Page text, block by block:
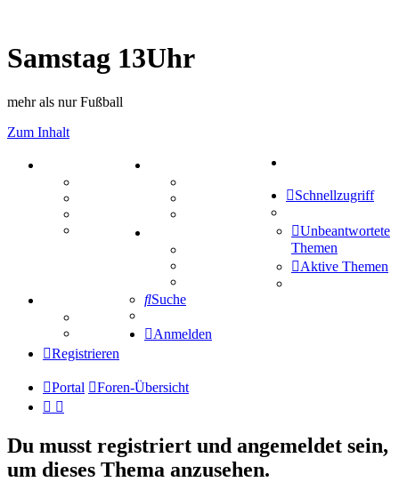
Samstag 13Uhr
mehr als nur Fußball
Zum Inhalt
Mastodon
Treffenübersicht
Zitatesammlung
Schiffe versenken
Tipprunde
Comunio
Schnellzugriff
Unbeantwortete
Themen
Aktive Themen
Suche
Anmelden
Registrieren
Portal Foren-Übersicht
Du musst registriert und angemeldet sein,
um dieses Thema anzusehen.